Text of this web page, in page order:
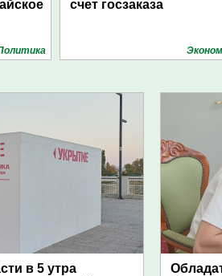
счет госзаказа
в 5 утра